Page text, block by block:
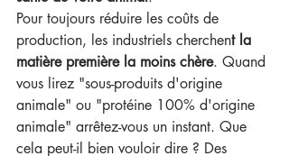
Pour toujours réduire les coûts de
production, les industriels cherchent la
matière première la moins chère. Quand
vous lirez "sous-produits d'origine
animale" ou "protéine 100% d'origine
animale" arrêtez-vous un instant. Que
cela peut-il bien vouloir dire ? Des